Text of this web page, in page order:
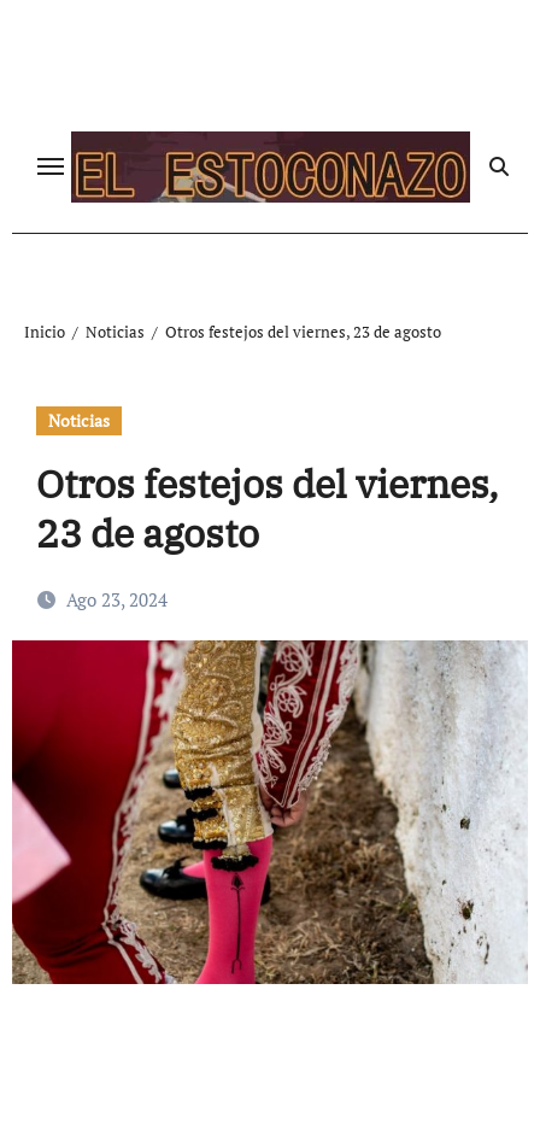
Inicio Noticias Otros festejos del viernes, 23 de agosto
Noticias
Otros festejos del viernes,
23 de agosto
Ago 23, 2024